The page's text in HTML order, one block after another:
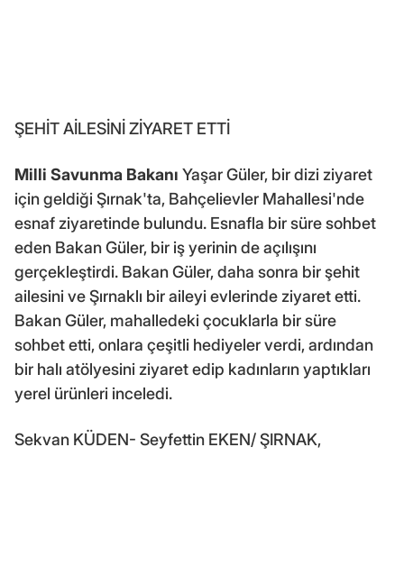
ŞEHİT AİLESİNİ ZİYARET ETTİ
Milli Savunma Bakanı Yaşar Güler, bir dizi ziyaret
için geldiği Şırnak'ta, Bahçelievler Mahallesi'nde
esnaf ziyaretinde bulundu. Esnafla bir süre sohbet
eden Bakan Güler, bir iş yerinin de açılışını
gerçekleştirdi. Bakan Güler, daha sonra bir şehit
ailesini ve Şırnaklı bir aileyi evlerinde ziyaret etti.
Bakan Güler, mahalledeki çocuklarla bir süre
sohbet etti, onlara çeşitli hediyeler verdi, ardından
bir halı atölyesini ziyaret edip kadınların yaptıkları
yerel ürünleri inceledi.
Sekvan KÜDEN- Seyfettin EKEN/ ŞIRNAK,